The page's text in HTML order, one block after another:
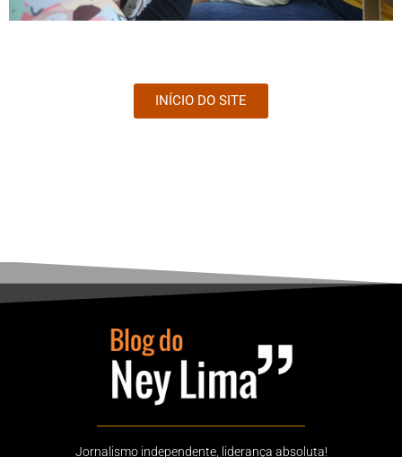
INÍCIO DO SITE
Jornalismo independente, liderança absoluta!